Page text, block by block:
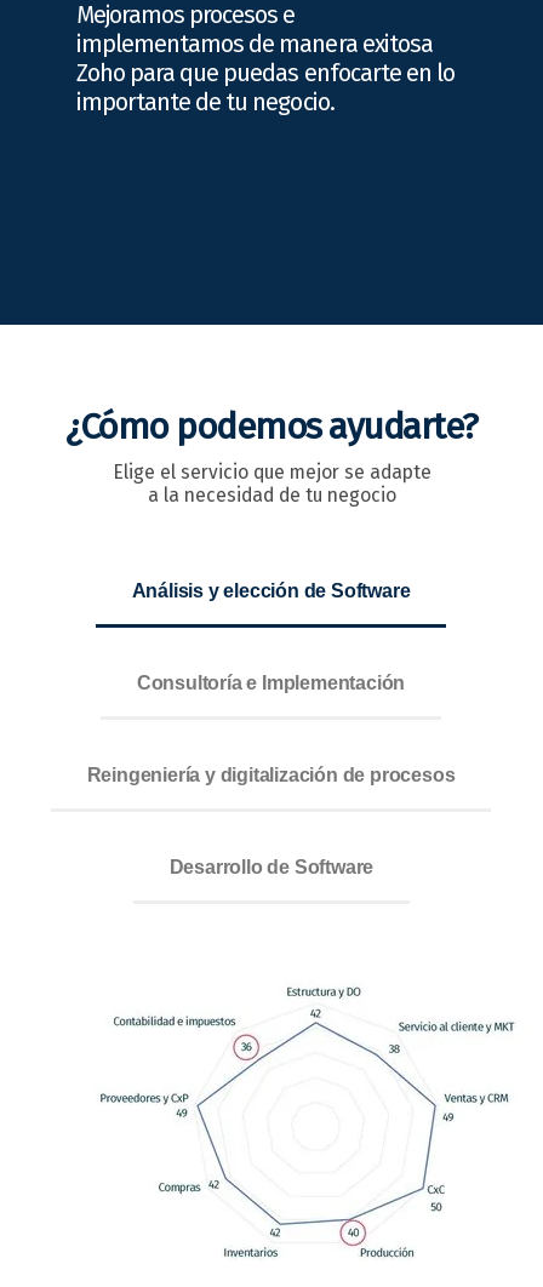
Mejoramos procesos e
implementamos de manera exitosa
Zoho para que puedas enfocarte en lo
importante de tu negocio.
¿Cómo podemos ayudarte?
Elige el servicio que mejor se adapte
a la necesidad de tu negocio
Análisis y elección de Software
Consultoría e Implementación
Reingeniería y digitalización de procesos
Desarrollo de Software